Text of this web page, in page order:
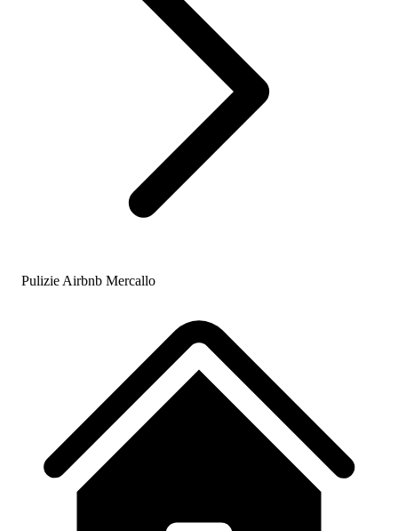
Pulizie Airbnb Mercallo